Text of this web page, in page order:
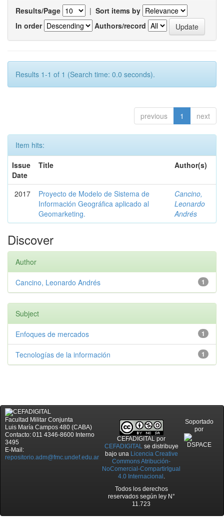
Results/Page | Sort items by
In order
Authors/record
Results 1-1 of 1 (Search time: 0.0 seconds).
previous 1 next
Item hits:
Issue
Date
Title Author(s)
2017
Proyecto de Modelo de Sistema de
Información Geográfica aplicado al
Geomarketing.
Cancino,
Leonardo
Andrés
Discover
Author
1
Cancino, Leonardo Andrés
Subject
1
Enfoques de mercados
1
Tecnologías de la información
Facultad Militar Conjunta
Luis María Campos 480 (CABA)
Contacto: 011 4346-8600 Interno
3495
E-Mail:
repositorio.adm@fmc.undef.edu.ar
CEFADIGITAL por
CEFADIGITALse distribuye
bajo una Licencia Creative
Commons Atribución-
NoComercial-CompartirIgual
4.0 Internacional .
Todos los derechos
reservados según ley N°
11.723
Soportado
por